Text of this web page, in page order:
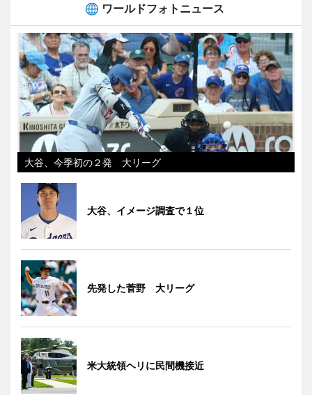
ワールドフォトニュース
大谷、今季初の２発 大リーグ
大谷、イメージ調査で１位
先発した菅野 大リーグ
米大統領ヘリに民間機接近